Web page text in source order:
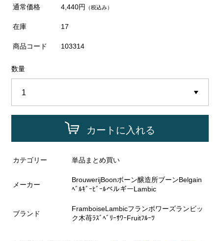
通常価格 4,440円 （税込み）
在庫 17
商品コード 103314
数量
カートに入れる
カテゴリー 単品まとめ買い
メーカー
BrouwerijBoonボーン醸造所ブーンBelgain
ﾍﾞﾙｷﾞｰﾋﾞｰﾙベルギーLambic
ブランド
FramboiseLambicフランボワーズランビッ
ク木苺ﾗｽﾞﾍﾞﾘｰｻﾜｰFruitﾌﾙｰﾂ